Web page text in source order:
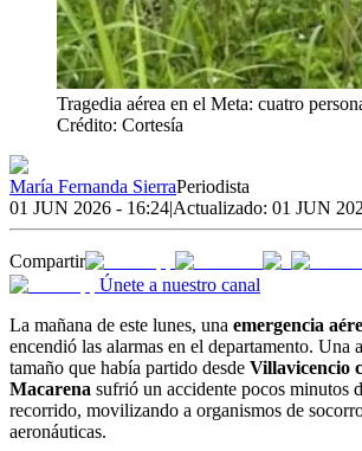
Tragedia aérea en el Meta: cuatro
Crédito: Cortesía
María Fernanda SierraPeriodista
01 JUN 2026 - 16:24|Actualizado: 01 JUN
Compartir
Únete a nuestro canal
La mañana de este lunes, una emergencia
encendió las alarmas en el departamento. Una
tamaño que había partido desde Villavicencio
Macarena sufrió un accidente pocos minutos
recorrido, movilizando a organismos de
aeronáuticas.